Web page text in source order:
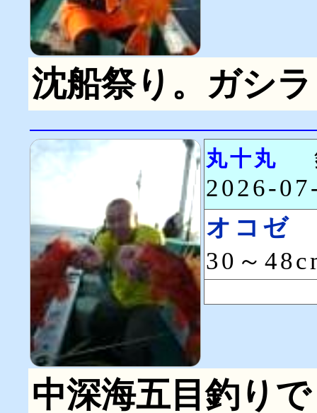
沈船祭り。ガシラ
丸十丸
2026-
オコゼ
30～
中深海五目釣り